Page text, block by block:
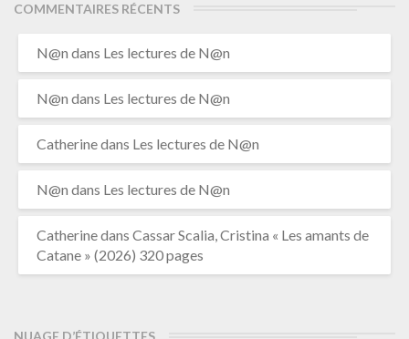
COMMENTAIRES RÉCENTS
N@n dans Les lectures de N@n
N@n dans Les lectures de N@n
Catherinedans Les lectures de N@n
N@n dans Les lectures de N@n
Catherinedans Cassar Scalia, Cristina « Les amants de
Catane » (2026) 320 pages
NUAGE D’ÉTIQUETTES